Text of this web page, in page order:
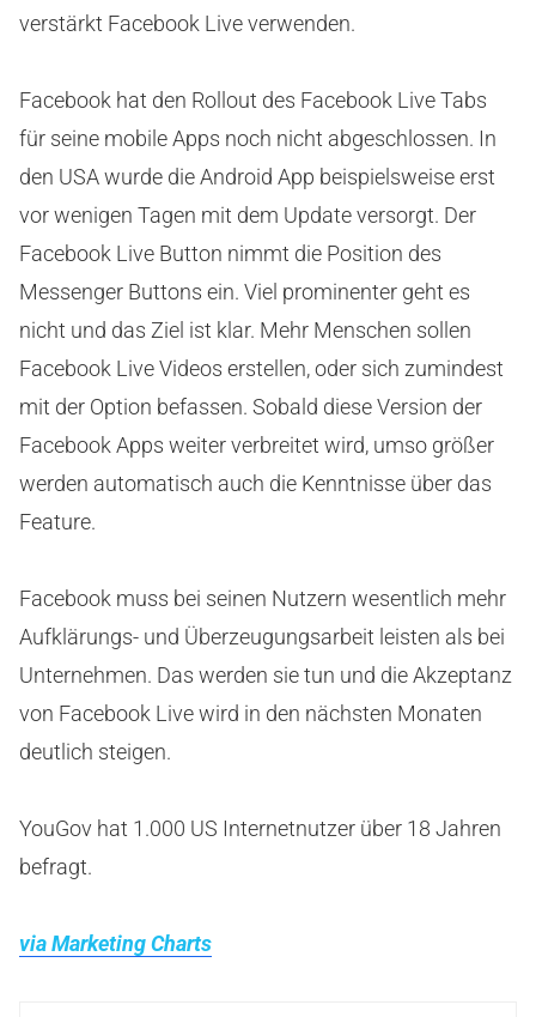
verstärkt Facebook Live verwenden.
Facebook hat den Rollout des Facebook Live Tabs
für seine mobile Apps noch nicht abgeschlossen. In
den USA wurde die Android App beispielsweise erst
vor wenigen Tagen mit dem Update versorgt. Der
Facebook Live Button nimmt die Position des
Messenger Buttons ein. Viel prominenter geht es
nicht und das Ziel ist klar. Mehr Menschen sollen
Facebook Live Videos erstellen, oder sich zumindest
mit der Option befassen. Sobald diese Version der
Facebook Apps weiter verbreitet wird, umso größer
werden automatisch auch die Kenntnisse über das
Feature.
Facebook muss bei seinen Nutzern wesentlich mehr
Aufklärungs- und Überzeugungsarbeit leisten als bei
Unternehmen. Das werden sie tun und die Akzeptanz
von Facebook Live wird in den nächsten Monaten
deutlich steigen.
YouGov hat 1.000 US Internetnutzer über 18 Jahren
befragt.
via Marketing Charts